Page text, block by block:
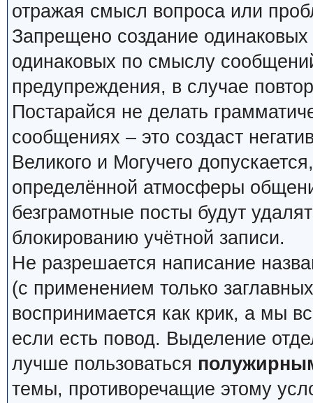
отражая смысл вопроса или
Запрещено создание
одинаковых по смыслу
предупреждения, в случае
Постарайся не делать
сообщениях – это создаст
Великого и Могучего
определённой атмосферы
безграмотные посты будут
блокированию учётной записи.
Не разрешается написание
(с применением только
воспринимается как крик, а мы
если есть повод. Выделение
лучше пользоваться
темы, противоречащие этому